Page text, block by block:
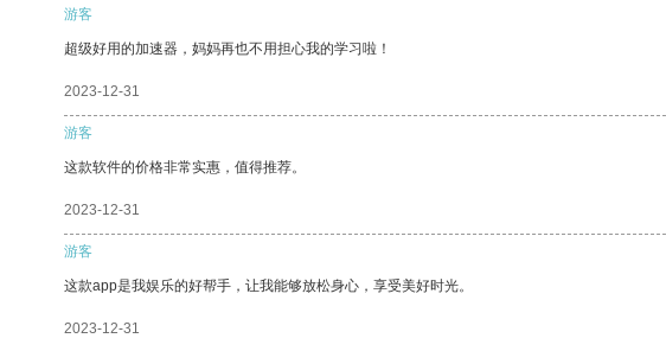
游客
超级好用的加速器，妈妈再也不用担心我的学习啦！
2023-12-31
游客
这款软件的价格非常实惠，值得推荐。
2023-12-31
游客
这款app是我娱乐的好帮手，让我能够放松身心，享受美好时光。
2023-12-31